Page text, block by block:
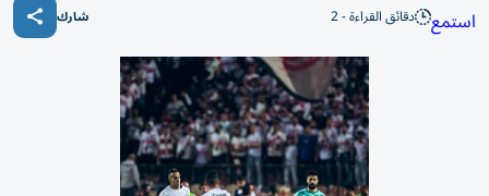
استمع دقائق القراءة - 2 شارك